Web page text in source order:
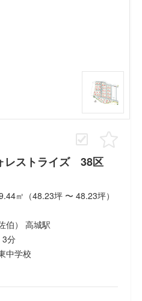
レストライズ 38区
㎡（48.23坪 〜 48.23坪）
伯） 高城駅
3分
中学校